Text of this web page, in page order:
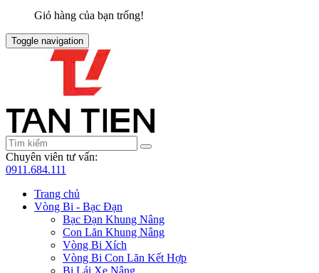
Giỏ hàng của bạn trống!
Toggle navigation
Chuyên viên tư vấn:
0911.684.111
Trang chủ
Vòng Bi - Bạc Đạn
Bạc Đạn Khung Nâng
Con Lăn Khung Nâng
Vòng Bi Xích
Vòng Bi Con Lăn Kết Hợp
Bi Lái Xe Nâng